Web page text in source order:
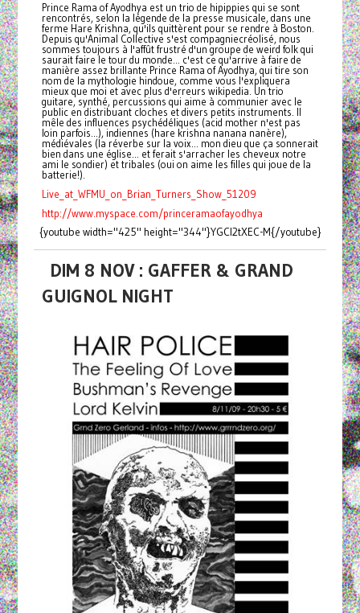
Prince Rama of Ayodhya est un trio de hipippies qui se sont
rencontrés, selon la légende de la presse musicale, dans une
ferme Hare Krishna, qu'ils quittèrent pour se rendre à Boston.
Depuis qu'Animal Collective s'est compagniecréolisé, nous
sommes toujours à l'affût frustré d'un groupe de weird folk qui
saurait faire le tour du monde... c'est ce qu'arrive à faire de
manière assez brillante Prince Rama of Ayodhya, qui tire son
nom de la mythologie hindoue, comme vous l'expliquera
mieux que moi et avec plus d'erreurs wikipedia. Un trio
guitare, synthé, percussions qui aime à communier avec le
public en distribuant cloches et divers petits instruments. Il
mêle des influences psychédéliques (acid mother n'est pas
loin parfois...), indiennes (hare krishna nanana nanère),
médiévales (la réverbe sur la voix... mon dieu que ça sonnerait
bien dans une église... et ferait s'arracher les cheveux notre
ami le sondier) et tribales (oui on aime les filles qui joue de la
batterie!).
Live_at_WFMU_on_Brian_Turners_Show_51209
http://www.myspace.com/princeramaofayodhya
{youtube width="425" height="344"}YGCl2tXEC-M{/youtube}
DIM 8 NOV : GAFFER & GRAND
GUIGNOL NIGHT